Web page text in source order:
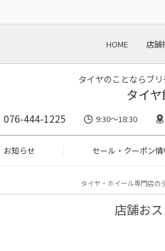
HOME 店舗
タイヤのことならブ
タイ
076-444-1225 9:30～18:30
お知らせ セール・クーポン情
タイヤ・ホイール専門店の
店舗お